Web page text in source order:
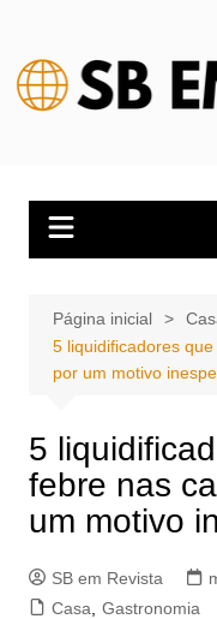
conteúdo
Página inicial
5 liquidificadores
por um motivo
5
febre nas
um motivo
SB em Revista
Casa
Gastronomia